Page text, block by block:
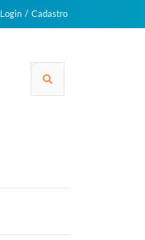
Login / Cadastro